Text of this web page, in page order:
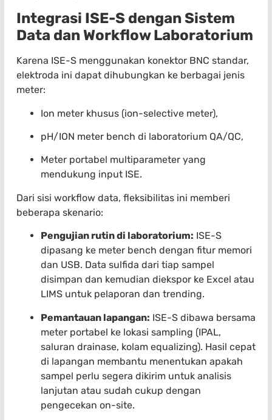
Integrasi ISE-S dengan Sistem
Data dan Workflow Laboratorium
Karena ISE-S menggunakan konektor BNC standar,
elektroda ini dapat dihubungkan ke berbagai jenis
meter:
Ion meter khusus (ion-selective meter),
pH/ION meter bench di laboratorium QA/QC,
Meter portabel multiparameter yang
mendukung input ISE.
Dari sisi workflow data, fleksibilitas ini memberi
beberapa skenario:
Pengujian rutin di laboratorium: ISE-S
dipasang ke meter bench dengan fitur memori
dan USB. Data sulfida dari tiap sampel
disimpan dan kemudian diekspor ke Excel atau
LIMS untuk pelaporan dan trending.
Pemantauan lapangan: ISE-S dibawa bersama
meter portabel ke lokasi sampling (IPAL,
saluran drainase, kolam equalizing). Hasil cepat
di lapangan membantu menentukan apakah
sampel perlu segera dikirim untuk analisis
lanjutan atau sudah cukup dengan
pengecekan on-site.